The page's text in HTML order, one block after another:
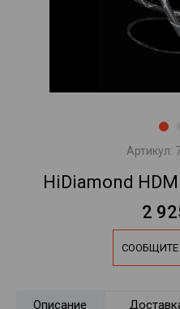
Артикул:
HiDiamond
2
Описание